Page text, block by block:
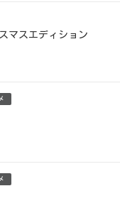
マスエディション